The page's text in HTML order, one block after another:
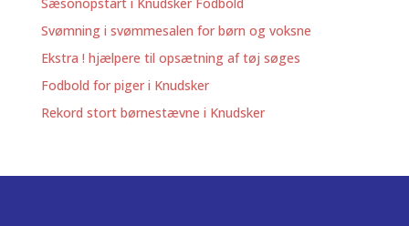
Svømning i svømmesalen for børn og voksne
Ekstra ! hjælpere til opsætning af tøj søges
Fodbold for piger i Knudsker
Rekord stort børnestævne i Knudsker